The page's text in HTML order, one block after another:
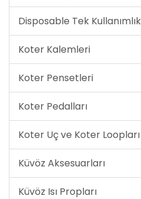
Disposable Tek
Koter Kalemleri
Koter Pensetleri
Koter Pedalları
Koter Uç ve Koter Loopları
Küvöz Aksesuarları
Küvöz Isı Propları